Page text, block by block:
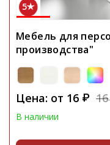
5
Мебель для
производства"
Цена: от 16 ₽ 16
В наличии